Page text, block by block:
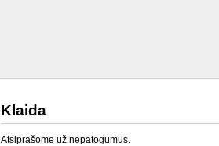
Klaida
Atsiprašome už nepatogumus.